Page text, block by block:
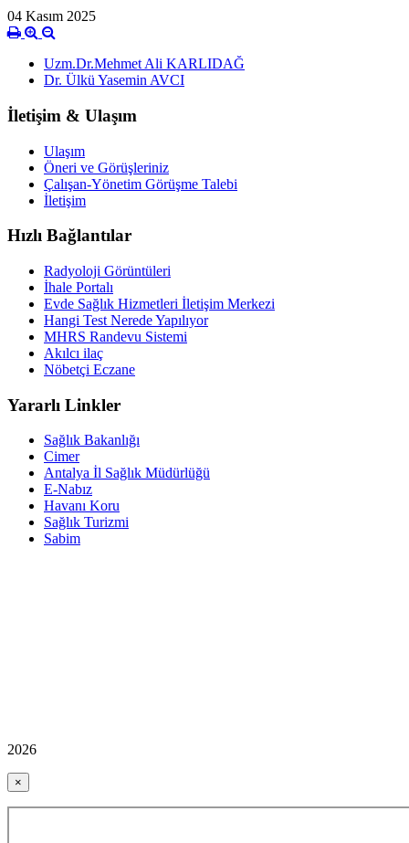
04 Kasım 2025
Uzm.Dr.Mehmet Ali KARLIDAĞ
Dr. Ülkü Yasemin AVCI
İletişim & Ulaşım
Ulaşım
Öneri ve Görüşleriniz
Çalışan-Yönetim Görüşme Talebi
İletişim
Hızlı Bağlantılar
Radyoloji Görüntüleri
İhale Portalı
Evde Sağlık Hizmetleri İletişim Merkezi
Hangi Test Nerede Yapılıyor
MHRS Randevu Sistemi
Akılcı ilaç
Nöbetçi Eczane
Yararlı Linkler
Sağlık Bakanlığı
Cimer
Antalya İl Sağlık Müdürlüğü
E-Nabız
Havanı Koru
Sağlık Turizmi
Sabim
2026
×